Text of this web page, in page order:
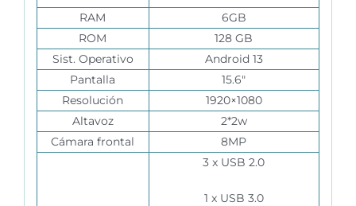
RAM
6GB
ROM
128 GB
Sist. Operativo
Android 13
Pantalla
15.6″
Resolución
1920×1080
Altavoz
2*2w
Cámara frontal
8MP
3 x USB 2.0
1 x USB 3.0